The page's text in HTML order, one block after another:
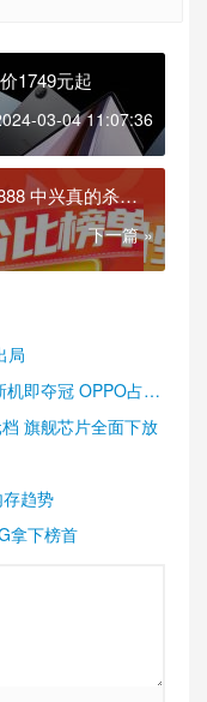
1749元起
03-04 11:07:36
中兴真的杀疯
下一篇 »
局
即夺冠 OPPO占据
旗舰芯片全面下放
趋势
拿下榜首